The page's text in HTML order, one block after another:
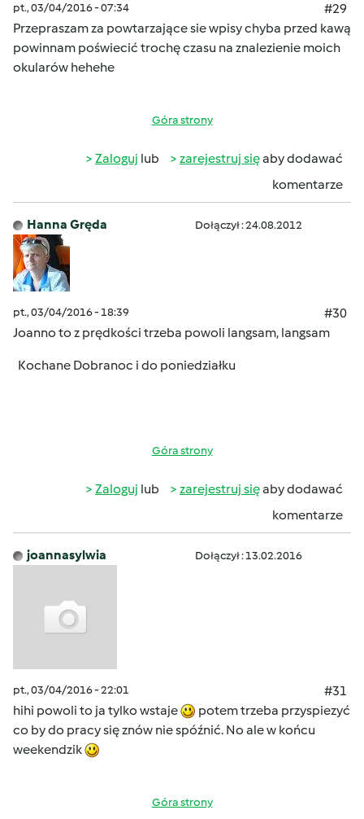
pt., 03/04/2016 - 07:34
#29
Przepraszam za powtarzające sie wpisy chyba przed kawą
powinnam poświecić trochę czasu na znalezienie moich
okularów hehehe
Góra strony
Zaloguj lub zarejestruj sięaby dodawać
komentarze
Hanna Gręda Dołączył : 24.08.2012
pt., 03/04/2016 - 18:39
#30
Joanno to z prędkości trzeba powoli langsam, langsam
Kochane Dobranoc i do poniedziałku
Góra strony
Zaloguj lub zarejestruj sięaby dodawać
komentarze
joannasylwia Dołączył : 13.02.2016
pt., 03/04/2016 - 22:01
#31
hihi powoli to ja tylko wstaje
potem trzeba przyspiezyć
co by do pracy się znów nie spóźnić. No ale w końcu
weekendzik
Góra strony